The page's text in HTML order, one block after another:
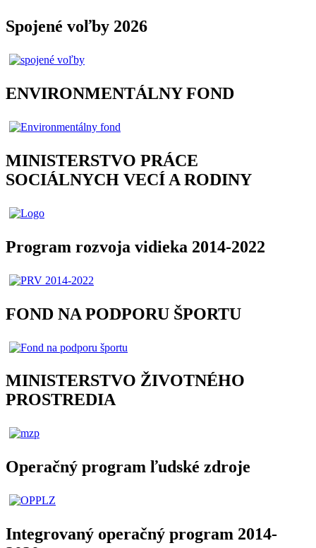
Spojené voľby 2026
ENVIRONMENTÁLNY FOND
MINISTERSTVO PRÁCE
SOCIÁLNYCH VECÍ A RODINY
Program rozvoja vidieka 2014-2022
FOND NA PODPORU ŠPORTU
MINISTERSTVO ŽIVOTNÉHO
PROSTREDIA
Operačný program ľudské zdroje
Integrovaný operačný program 2014-